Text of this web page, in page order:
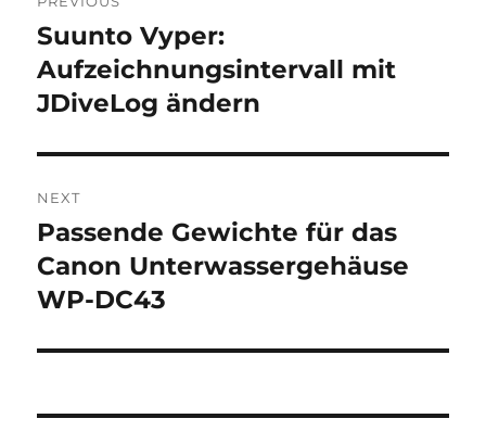
navigation
Previous
post:
Suunto Vyper:
Aufzeichnungsintervall mit
JDiveLog ändern
NEXT
Next
post:
Passende Gewichte für das
Canon Unterwassergehäuse
WP-DC43